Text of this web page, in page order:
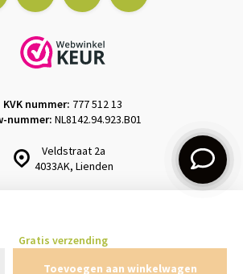
Gratis verzending
Toevoegen aan winkelwagen
Veldstraat 2a
4033AK, Lienden
KVK nummer: 777 512 13
nummer: NL8142.94.923.B01
Design & realisatie: emarkable